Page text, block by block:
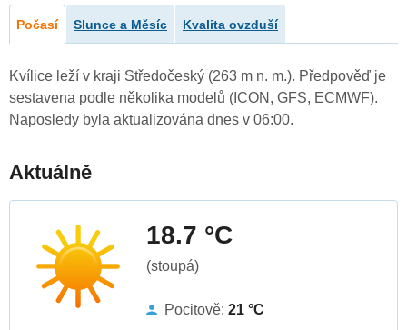
Počasí Slunce a Měsíc Kvalita ovzduší
Kvílice leží v kraji Středočeský (263 m n. m.). Předpověď je
sestavena podle několika modelů (ICON, GFS, ECMWF).
Naposledy byla aktualizována dnes v 06:00.
Aktuálně
18.7 °C
(stoupá)
Pocitově: 21 °C